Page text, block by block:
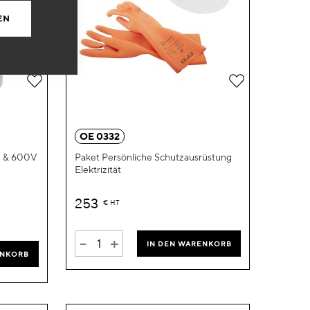
& 600V
Zur
hinzufügen
OE 0332
Paket Persönliche Schutzausrüstung
Elektrizität
253 € HT
- + IN DEN WARENKORB
Zur